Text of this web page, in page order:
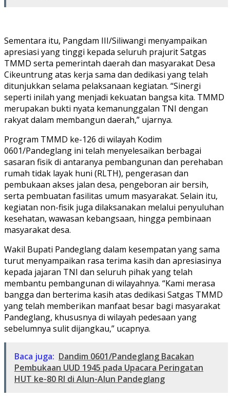
Sementara itu, Pangdam III/Siliwangi menyampaikan
apresiasi yang tinggi kepada seluruh prajurit Satgas
TMMD serta pemerintah daerah dan masyarakat Desa
Cikeuntrung atas kerja sama dan dedikasi yang telah
ditunjukkan selama pelaksanaan kegiatan. “Sinergi
seperti inilah yang menjadi kekuatan bangsa kita. TMMD
merupakan bukti nyata kemanunggalan TNI dengan
rakyat dalam membangun daerah,” ujarnya.
Program TMMD ke-126 di wilayah Kodim
0601/Pandeglang ini telah menyelesaikan berbagai
sasaran fisik di antaranya pembangunan dan perehaban
rumah tidak layak huni (RLTH), pengerasan dan
pembukaan akses jalan desa, pengeboran air bersih,
serta pembuatan fasilitas umum masyarakat. Selain itu,
kegiatan non-fisik juga dilaksanakan melalui penyuluhan
kesehatan, wawasan kebangsaan, hingga pembinaan
masyarakat desa.
Wakil Bupati Pandeglang dalam kesempatan yang sama
turut menyampaikan rasa terima kasih dan apresiasinya
kepada jajaran TNI dan seluruh pihak yang telah
membantu pembangunan di wilayahnya. “Kami merasa
bangga dan berterima kasih atas dedikasi Satgas TMMD
yang telah memberikan manfaat besar bagi masyarakat
Pandeglang, khususnya di wilayah pedesaan yang
sebelumnya sulit dijangkau,” ucapnya.
Baca juga: Dandim 0601/Pandeglang Bacakan
Pembukaan UUD 1945 pada Upacara Peringatan
HUT ke-80 RI di Alun-Alun Pandeglang